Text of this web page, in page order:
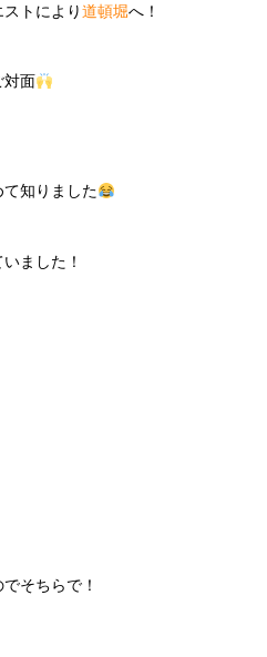
トにより道頓堀へ！
対面
知りました
ました！
そちらで！